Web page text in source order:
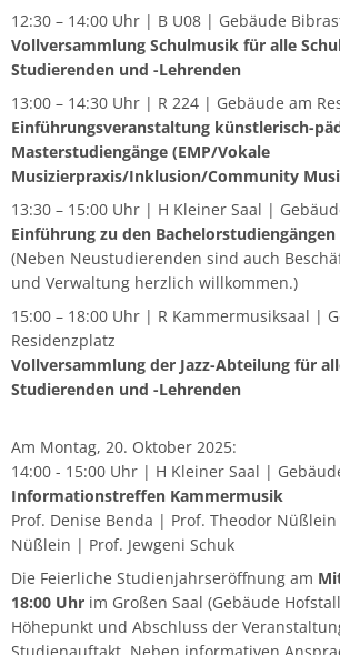
12:30 – 14:00 Uhr | B U08 | Gebäude
Vollversammlung Schulmusik für alle
Studierenden und -Lehrenden
13:00 – 14:30 Uhr | R 224 | Gebäude am
Einführungsveranstaltung künstlerisch-
Masterstudiengänge (EMP/Vokale
Musizierpraxis/Inklusion/Community
13:30 – 15:00 Uhr | H Kleiner Saal |
Einführung zu den
(Neben Neustudierenden sind auch
und Verwaltung herzlich willkommen.)
15:00 – 18:00 Uhr | R Kammermusiksaal |
Residenzplatz
Vollversammlung der Jazz-Abteilung für
Studierenden und -Lehrenden
Am Montag, 20. Oktober 2025:
14:00 - 15:00 Uhr | H Kleiner Saal |
Informationstreffen Kammermusik
Prof. Denise Benda | Prof. Theodor
Nüßlein | Prof. Jewgeni Schuk
Die Feierliche Studienjahrseröffnung am
18:00 Uhr im Großen Saal (Gebäude
Höhepunkt und Abschluss der
Master of Music in Performance and